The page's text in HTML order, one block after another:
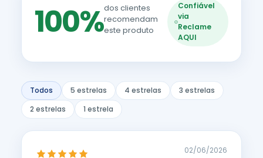
100%dos clientes
recomendam
este produto
Confiável
via
Reclame
AQUI
Todos 5 estrelas 4 estrelas
3 estrelas
2 estrelas
1 estrela
02/06/2026